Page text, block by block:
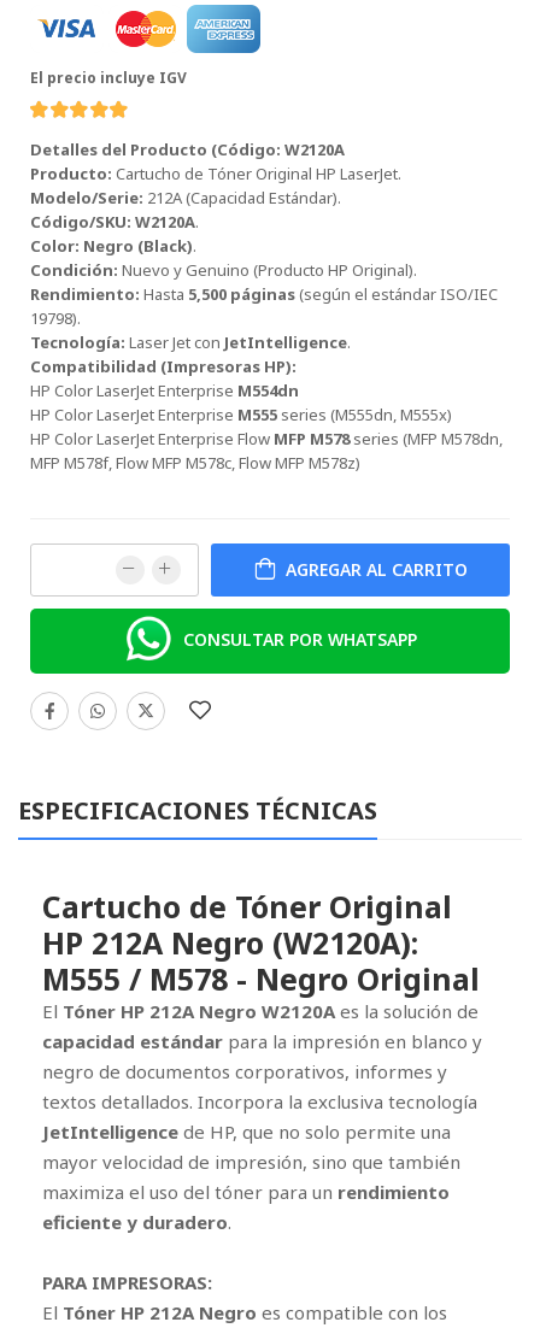
El precio incluye IGV
Detalles del Producto (Código: W2120A
Producto: Cartucho de Tóner Original HP LaserJet.
Modelo/Serie: 212A (Capacidad Estándar).
Código/SKU: W2120A.
Color: Negro (Black).
Condición: Nuevo y Genuino (Producto HP Original).
Rendimiento: Hasta 5,500 páginas(según el estándar ISO/IEC
19798).
Tecnología: Laser Jet con JetIntelligence.
Compatibilidad (Impresoras HP):
HP Color LaserJet Enterprise M554dn
HP Color LaserJet Enterprise M555 series (M555dn, M555x)
HP Color LaserJet Enterprise Flow MFP M578series (MFP M578dn,
MFP M578f, Flow MFP M578c, Flow MFP M578z)
AGREGAR AL CARRITO
CONSULTAR POR WHATSAPP
ESPECIFICACIONES TÉCNICAS
Cartucho de Tóner Original
HP 212A Negro (W2120A):
M555 / M578 - Negro Original
El Tóner HP 212A Negro W2120A es la solución de
capacidad estándar para la impresión en blanco y
negro de documentos corporativos, informes y
textos detallados. Incorpora la exclusiva tecnología
JetIntelligence de HP, que no solo permite una
mayor velocidad de impresión, sino que también
maximiza el uso del tóner para un rendimiento
eficiente y duradero.
PARA IMPRESORAS:
El Tóner HP 212A Negro es compatible con los